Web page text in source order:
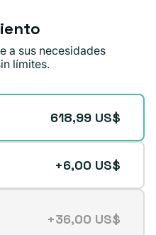
a sus necesidades
límites.
618,99 US$
+6,00 US$
+36,00 US$